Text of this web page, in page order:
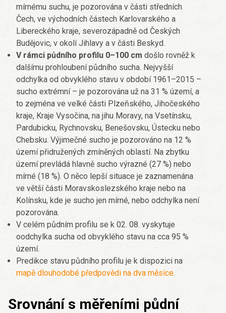
mírnému suchu, je pozorována v části středních
Čech, ve východních částech Karlovarského a
Libereckého kraje, severozápadně od Českých
Budějovic, v okolí Jihlavy a v části Beskyd.
V rámci půdního profilu 0–100 cm došlo rovněž k
dalšímu prohloubení půdního sucha. Nejvyšší
odchylka od obvyklého stavu v období 1961–2015 –
sucho extrémní – je pozorována už na 31 % území, a
to zejména ve velké části Plzeňského, Jihočeského
kraje, Kraje Vysočina, na jihu Moravy, na Vsetínsku,
Pardubicku, Rychnovsku, Benešovsku, Ústecku nebo
Chebsku. Výjimečné sucho je pozorováno na 12 %
území přidružených zmíněných oblastí. Na zbytku
území prevládá hlavně sucho výrazné (27 %) nebo
mírné (18 %). O něco lepší situace je zaznamenána
ve větší části Moravskoslezského kraje nebo na
Kolínsku, kde je sucho jen mírné, nebo odchylka není
pozorována.
V celém půdním profilu se k 02. 08. vyskytuje
oodchylka sucha od obvyklého stavu na cca 95 %
území.
Predikce stavu půdního profilu je k dispozici na
mapě dlouhodobé předpovědi na dva měsíce.
Srovnání s měřeními půdní